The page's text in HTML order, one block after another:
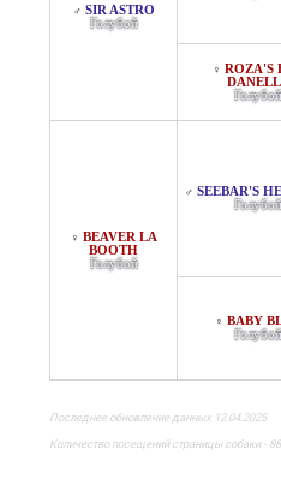
♂ SIR ASTRO
Голубой
♀ ROZA'S
Голубой
♀ BEAVER LA
BOOTH
Голубой
♂ SEEBAR'S
Голубой
♀ BABY
Голубой
Последнее обновление данных 12.04.2025
Количество посещений страницы собаки -